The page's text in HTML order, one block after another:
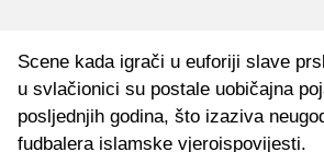
Scene kada igrači u euforiji slave
u svlačionici su postale uobičajna
posljednjih godina, što izaziva
fudbalera islamske vjeroispovijesti.